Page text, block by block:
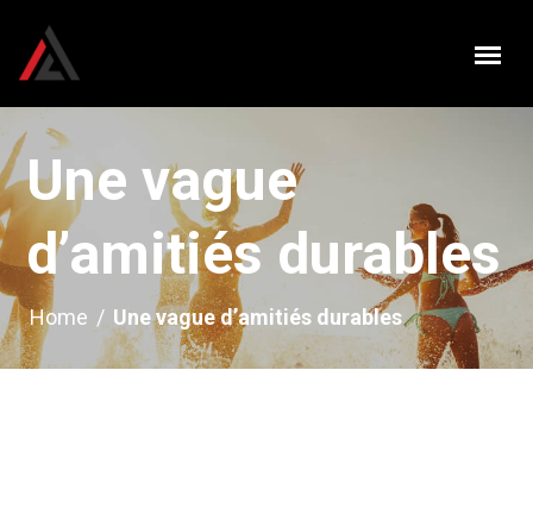
Une vague
d’amitiés durables
Home / Une vague d’amitiés durables